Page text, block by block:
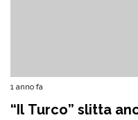
1 anno fa
“Il Turco” slitta